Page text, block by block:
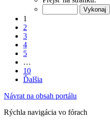
1
2
3
4
5
…
10
Ďalšia
Návrat na obsah portálu
Rýchla navigácia vo fórach